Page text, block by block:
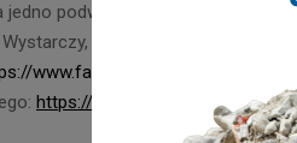
jedno podwójne zaproszenie – do
że polubicie ten artykuł
www.facebook.com/
https://www.facebook.com/